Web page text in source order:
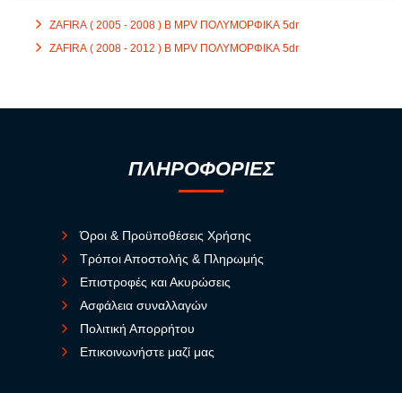
ZAFIRA ( 2005 - 2008 ) B MPV ΠΟΛΥΜΟΡΦΙΚΑ 5dr
ZAFIRA ( 2008 - 2012 ) B MPV ΠΟΛΥΜΟΡΦΙΚΑ 5dr
ΠΛΗΡΟΦΟΡΙΕΣ
Όροι & Προϋποθέσεις Χρήσης
Τρόποι Αποστολής & Πληρωμής
Επιστροφές και Ακυρώσεις
Ασφάλεια συναλλαγών
Πολιτική Απορρήτου
Επικοινωνήστε μαζί μας